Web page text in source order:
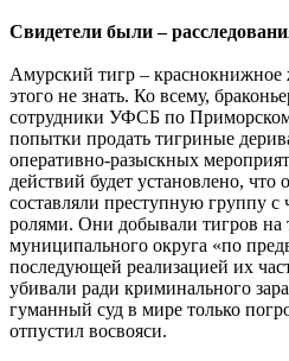
Свидетели были –
Амурский тигр – краснокнижное
этого не знать. Ко всему,
сотрудники УФСБ по
попытки продать тигриные
оперативно-разыскных
действий будет установлено,
составляли преступную группу с
ролями. Они добывали тигров на
муниципального округа «по
последующей реализацией их
убивали ради криминального
гуманный суд в мире только
отпустил восвояси.